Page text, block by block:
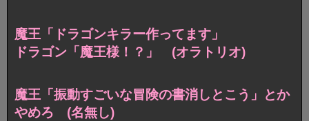
魔王「ドラゴンキラー作ってます」
ドラゴン「魔王様！？」 (オラトリオ)
魔王「振動すごいな冒険の書消しとこう」とか
やめろ (名無し)